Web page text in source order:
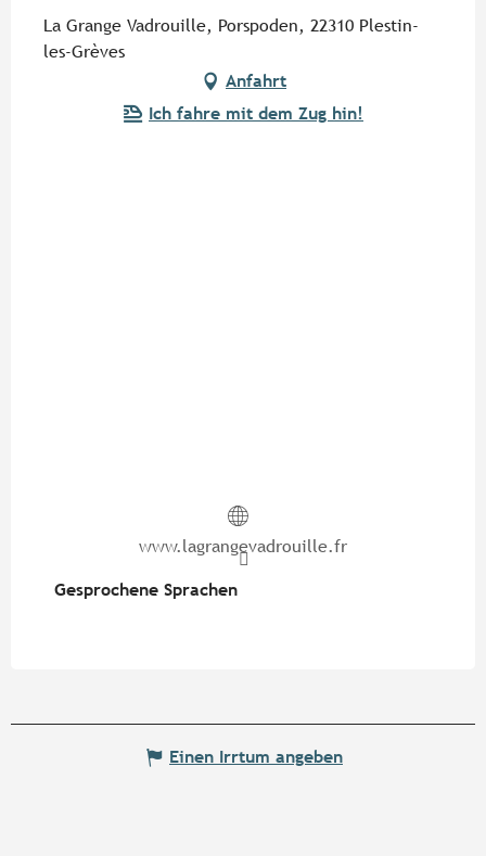
La Grange Vadrouille, Porspoden, 22310 Plestin-
les-Grèves
Anfahrt
Ich fahre mit dem Zug hin!
www.lagrangevadrouille.fr
Gesprochene Sprachen
Gesprochene Sprachen
Einen Irrtum angeben